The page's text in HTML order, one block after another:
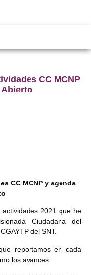
CC MCNP
Abierto
CC MCNP y agenda
2021 que he
Ciudadana del
del SNT.
reportamos en cada
los avances.